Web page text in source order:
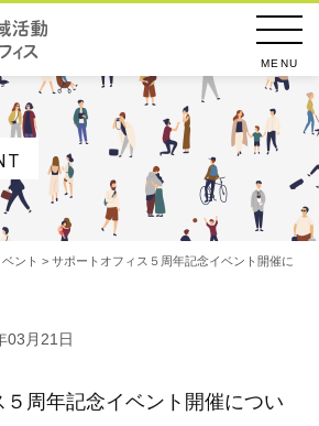
MENU
ベント > サポートオフィス５周年記念イベント開催に
03月21日
周年記念イベント開催につい